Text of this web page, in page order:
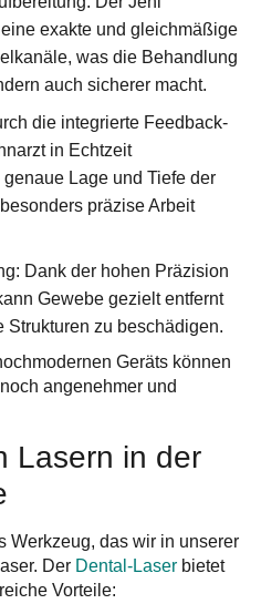
exakte und gleichmäßige
was die Behandlung
auch sicherer macht.
die integrierte Feedback-
in Echtzeit
genaue Lage und Tiefe der
präzise Arbeit
: Dank der hohen Präzision
Gewebe gezielt entfernt
Strukturen zu beschädigen.
Geräts können
angenehmer und
Lasern in der
Werkzeug, das wir in unserer
Der Dental-Laser bietet
Vorteile: